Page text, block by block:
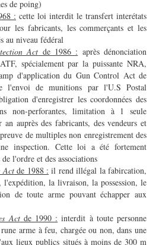
de poing)
: cette loi interdit le transfert interétats
les fabricants, les commerçants et les
au niveau fédéral
Act de 1986 : après dénonciation
spécialement par la puissante NRA,
d'application du Gun Control Act de
l'envoi de munitions par l'U.S Postal
d'enregistrer les coordonnées des
non-perforantes, limitation à 1 seule
auprès des fabricants, des vendeurs et
de multiples non enregistrement des
inspection. Cette loi a été fortement
l'ordre et des associations
Actde 1988 : il rend illégal la fabircation,
la livraison, la possession, le
de toute arme pouvant échapper aux
Actde 1990 : interdit à toute personne
arme à feu, chargée ou non, dans une
lieux publics situés à moins de 300 m